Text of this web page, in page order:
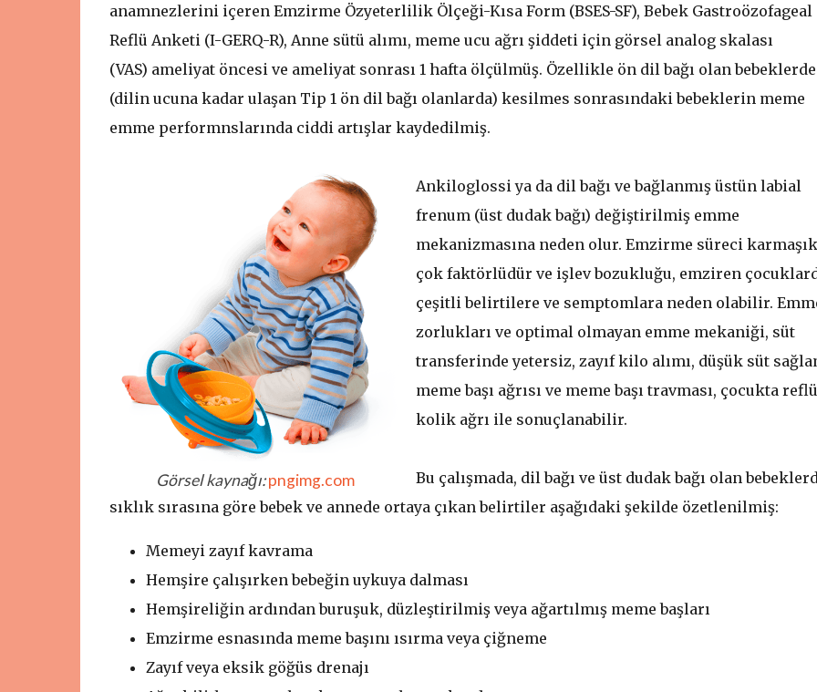
anamnezlerini içeren Emzirme Özyeterlilik Ölçeği-Kısa Form (BSES-SF), Bebek Gastroözofageal
Reflü Anketi (I-GERQ-R), Anne sütü alımı, meme ucu ağrı şiddeti için görsel analog skalası
(VAS) ameliyat öncesi ve ameliyat sonrası 1 hafta ölçülmüş. Özellikle ön dil bağı olan bebeklerde
(dilin ucuna kadar ulaşan Tip 1 ön dil bağı olanlarda) kesilmes sonrasındaki bebeklerin meme
emme performnslarında ciddi artışlar kaydedilmiş.
Görsel kaynağı:pngimg.com
Ankiloglossi ya da dil bağı ve bağlanmış üstün labial
frenum (üst dudak bağı) değiştirilmiş emme
mekanizmasına neden olur. Emzirme süreci
çok faktörlüdür ve işlev bozukluğu, emziren
çeşitli belirtilere ve semptomlara neden olabilir.
zorlukları ve optimal olmayan emme mekaniği, süt
transferinde yetersiz, zayıf kilo alımı, düşük süt
meme başı ağrısı ve meme başı travması, çocukta
kolik ağrı ile sonuçlanabilir.
Bu çalışmada, dil bağı ve üst dudak bağı olan
sıklık sırasına göre bebek ve annede ortaya çıkan belirtiler aşağıdaki şekilde özetlenilmiş:
Memeyi zayıf kavrama
Hemşire çalışırken bebeğin uykuya dalması
Hemşireliğin ardından buruşuk, düzleştirilmiş veya ağartılmış meme başları
Emzirme esnasında meme başını ısırma veya çiğneme
Zayıf veya eksik göğüs drenajı